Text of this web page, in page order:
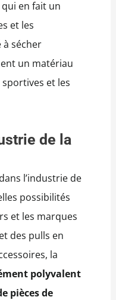
en fait un
et les
à sécher
un matériau
et les
de la
l’industrie de
possibilités
et les marques
des pulls en
la
polyvalent
pièces de